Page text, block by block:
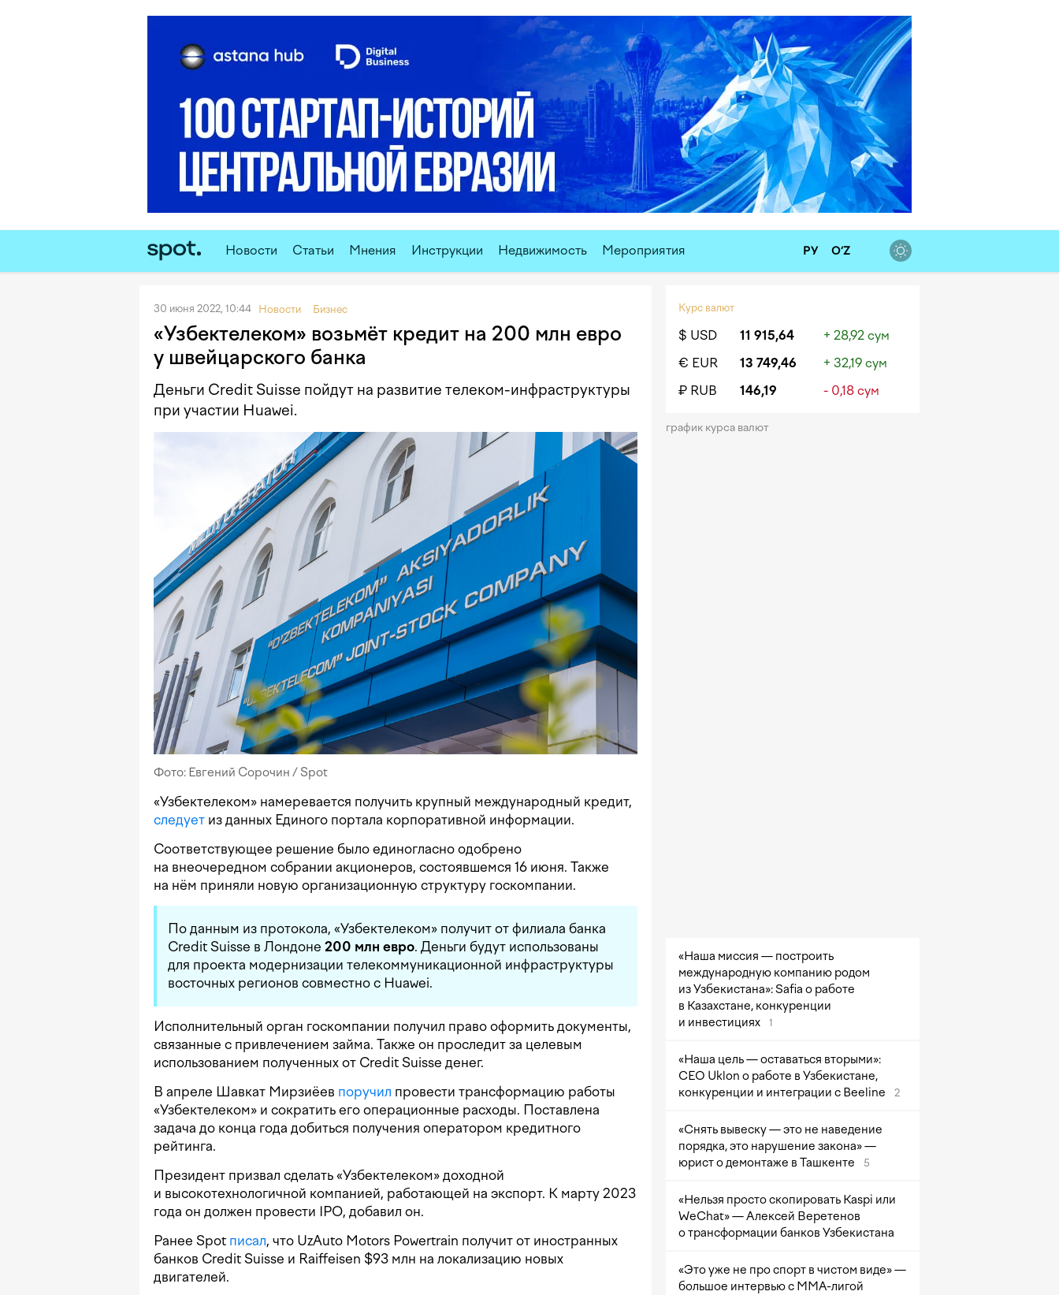
Новости Статьи Мнения Инструкции Недвижимость Мероприятия РУ O‘Z
30 июня 2022, 10:44 Новости Бизнес
«Узбектелеком» возьмёт кредит на 200 млн евро
у швейцарского банка
Деньги Credit Suisse пойдут на развитие телеком-инфраструктуры
при участии Huawei.
Фото: Евгений Сорочин / Spot
«Узбектелеком» намеревается получить крупный международный кредит,
следует из данных Единого портала корпоративной информации.
Соответствующее решение было единогласно одобрено
на внеочередном собрании акционеров, состоявшемся 16 июня. Также
на нём приняли новую организационную структуру госкомпании.
По данным из протокола, «Узбектелеком» получит от филиала банка
Credit Suisse в Лондоне 200 млн евро. Деньги будут использованы
для проекта модернизации телекоммуникационной инфраструктуры
восточных регионов совместно с Huawei.
Исполнительный орган госкомпании получил право оформить документы,
связанные с привлечением займа. Также он проследит за целевым
использованием полученных от Credit Suisse денег.
В апреле Шавкат Мирзиёев поручил провести трансформацию работы
«Узбектелеком» и сократить его операционные расходы. Поставлена
задача до конца года добиться получения оператором кредитного
рейтинга.
Президент призвал сделать «Узбектелеком» доходной
и высокотехнологичной компанией, работающей на экспорт. К марту 2023
года он должен провести IPO, добавил он.
Ранее Spot писал, что UzAuto Motors Powertrain получит от иностранных
банков Credit Suisse и Raiffeisen $93 млн на локализацию новых
двигателей.
Курс валют
$ USD 11 915,64
+ 28,92 сум
€ EUR
13 749,46
+ 32,19 сум
₽ RUB
146,19 - 0,18 сум
график курса валют
«Наша миссия — построить
международную компанию родом
из Узбекистана»: Safia о работе
в Казахстане, конкуренции
и инвестициях
1
«Наша цель — оставаться вторыми»:
CEO Uklon о работе в Узбекистане,
конкуренции и интеграции с Beeline
2
«Снять вывеску — это не наведение
порядка, это нарушение закона» —
юрист о демонтаже в Ташкенте
5
«Нельзя просто скопировать Kaspi или
WeChat» — Алексей Веретенов
о трансформации банков Узбекистана
«Это уже не про спорт в чистом виде» —
большое интервью с ММА-лигой